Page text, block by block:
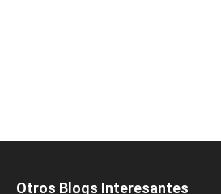
Otros Blogs Interesantes